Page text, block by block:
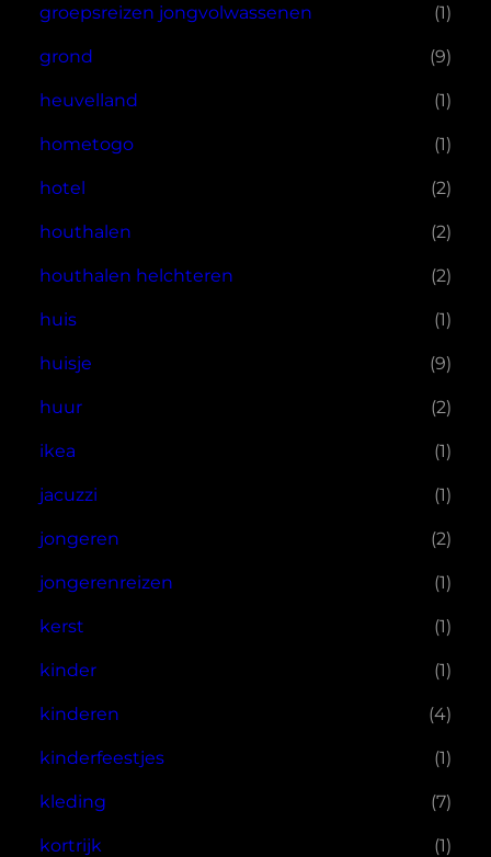
groepsreizen jongvolwassenen (1)
grond (9)
heuvelland (1)
hometogo (1)
hotel (2)
houthalen (2)
houthalen helchteren (2)
huis (1)
huisje (9)
huur (2)
ikea (1)
jacuzzi (1)
jongeren (2)
jongerenreizen (1)
kerst (1)
kinder (1)
kinderen (4)
kinderfeestjes (1)
kleding (7)
kortrijk (1)